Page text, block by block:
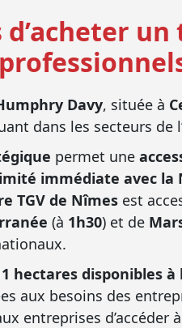
d’acheter
Davy, située à
dans les secteurs de
permet une
immédiate avec la
TGV de Nîmes est
(à 1h30) et de
hectares disponibles à
aux besoins des
entreprises d’accéder